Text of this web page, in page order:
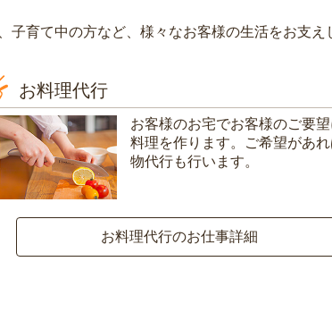
子育て中の方など、様々なお客様の生活をお支え
お料理代行
お客様のお宅でお客様のご要
料理を作ります。ご希望があ
物代行も行います。
お料理代行のお仕事詳細